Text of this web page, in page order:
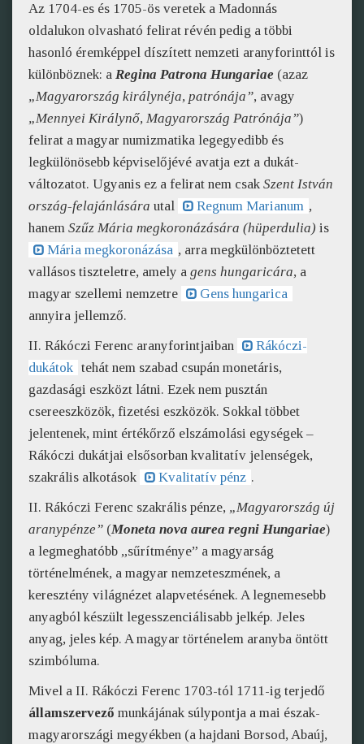
Az 1704-es és 1705-ös veretek a Madonnás
oldalukon olvasható felirat révén pedig a többi
hasonló éremképpel díszített nemzeti aranyforinttól is
különböznek: a Regina Patrona Hungariae (azaz
„Magyarország királynéja, patrónája”, avagy
„Mennyei Királynő, Magyarország Patrónája”)
felirat a magyar numizmatika legegyedibb és
legkülönösebb képviselőjévé avatja ezt a dukát-
változatot. Ugyanis ez a felirat nem csak Szent István
ország-felajánlására utal Regnum Marianum ,
hanem Szűz Mária megkoronázására (hüperdulia) is
Mária megkoronázása , arra megkülönböztetett
vallásos tiszteletre, amely a gens hungaricára, a
magyar szellemi nemzetre
Gens hungarica
annyira jellemző.
II. Rákóczi Ferenc aranyforintjaiban
Rákóczi-
dukátok tehát nem szabad csupán monetáris,
gazdasági eszközt látni. Ezek nem pusztán
csereeszközök, fizetési eszközök. Sokkal többet
jelentenek, mint értékőrző elszámolási egységek –
Rákóczi dukátjai elsősorban kvalitatív jelenségek,
szakrális alkotások
Kvalitatív pénz .
II. Rákóczi Ferenc szakrális pénze, „Magyarország új
aranypénze” (Moneta nova aurea regni Hungariae)
a legmeghatóbb „sűrítménye” a magyarság
történelmének, a magyar nemzeteszmének, a
keresztény világnézet alapvetésének. A legnemesebb
anyagból készült legesszenciálisabb jelkép. Jeles
anyag, jeles kép. A magyar történelem aranyba öntött
szimbóluma.
Mivel a II. Rákóczi Ferenc 1703-tól 1711-ig terjedő
államszervező munkájának súlypontja a mai észak-
magyarországi megyékben (a hajdani Borsod, Abaúj,